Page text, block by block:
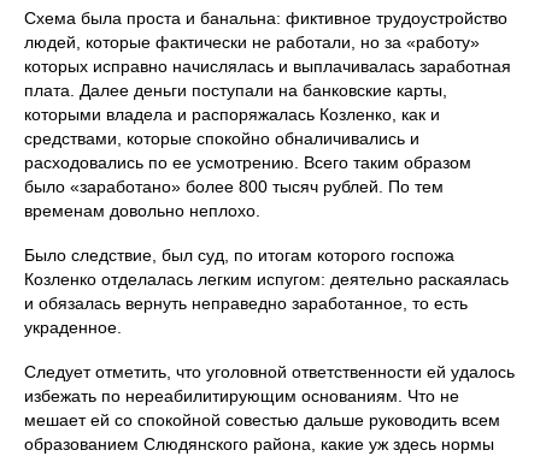
Схема была проста и банальна: фиктивное трудоустройство
людей, которые фактически не работали, но за «работу»
которых исправно начислялась и выплачивалась заработная
плата. Далее деньги поступали на банковские карты,
которыми владела и распоряжалась Козленко, как и
средствами, которые спокойно обналичивались и
расходовались по ее усмотрению. Всего таким образом
было «заработано» более 800 тысяч рублей. По тем
временам довольно неплохо.
Было следствие, был суд, по итогам которого госпожа
Козленко отделалась легким испугом: деятельно раскаялась
и обязалась вернуть неправедно заработанное, то есть
украденное.
Следует отметить, что уголовной ответственности ей удалось
избежать по нереабилитирующим основаниям. Что не
мешает ей со спокойной совестью дальше руководить всем
образованием Слюдянского района, какие уж здесь нормы